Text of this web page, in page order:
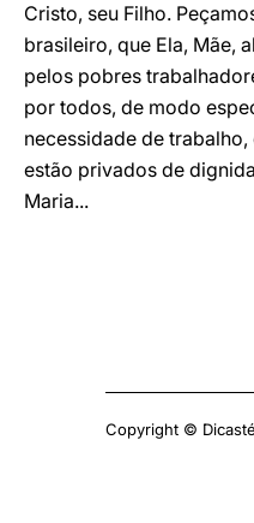
Cristo, seu Filho.
brasileiro, que Ela, Mãe,
pelos pobres
por todos, de modo
necessidade de
estão privados de
Maria...
Copyright ©